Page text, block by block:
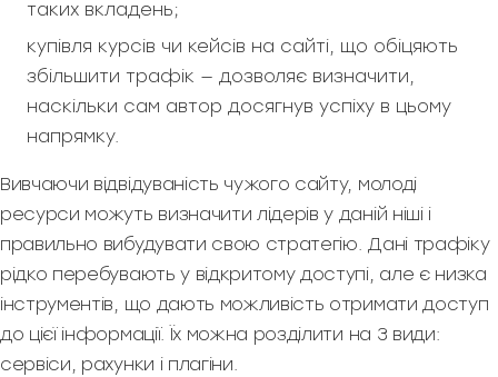
таких вкладень;
купівля курсів чи кейсів на сайті, що обіцяють
збільшити трафік — дозволяє визначити,
наскільки сам автор досягнув успіху в цьому
напрямку.
Вивчаючи відвідуваність чужого сайту, молоді
ресурси можуть визначити лідерів у даній ніші і
правильно вибудувати свою стратегію. Дані трафіку
рідко перебувають у відкритому доступі, але є низка
інструментів, що дають можливість отримати доступ
до цієї інформації. Їх можна розділити на 3 види:
сервіси, рахунки і плагіни.